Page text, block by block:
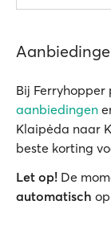
Bij
aanbiedingen
Klaipėda naar
beste korting
Let op! De
automatisch